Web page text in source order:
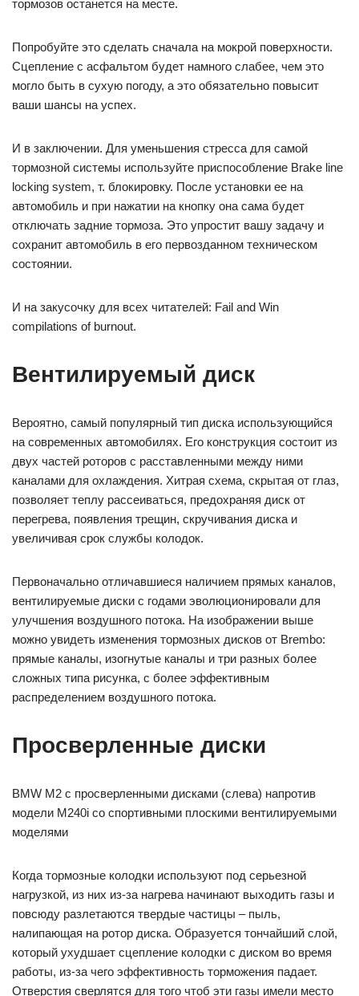
тормозов останется на месте.
Попробуйте это сделать сначала на мокрой поверхности.
Сцепление с асфальтом будет намного слабее, чем это
могло быть в сухую погоду, а это обязательно повысит
ваши шансы на успех.
И в заключении. Для уменьшения стресса для самой
тормозной системы используйте приспособление Brake line
locking system, т. блокировку. После установки ее на
автомобиль и при нажатии на кнопку она сама будет
отключать задние тормоза. Это упростит вашу задачу и
сохранит автомобиль в его первозданном техническом
состоянии.
И на закусочку для всех читателей: Fail and Win
compilations of burnout.
Вентилируемый диск
Вероятно, самый популярный тип диска использующийся
на современных автомобилях. Его конструкция состоит из
двух частей роторов с расставленными между ними
каналами для охлаждения. Хитрая схема, скрытая от глаз,
позволяет теплу рассеиваться, предохраняя диск от
перегрева, появления трещин, скручивания диска и
увеличивая срок службы колодок.
Первоначально отличавшиеся наличием прямых каналов,
вентилируемые диски с годами эволюционировали для
улучшения воздушного потока. На изображении выше
можно увидеть изменения тормозных дисков от Brembo:
прямые каналы, изогнутые каналы и три разных более
сложных типа рисунка, с более эффективным
распределением воздушного потока.
Просверленные диски
BMW M2 с просверленными дисками (слева) напротив
модели M240i со спортивными плоскими вентилируемыми
моделями
Когда тормозные колодки используют под серьезной
нагрузкой, из них из-за нагрева начинают выходить газы и
повсюду разлетаются твердые частицы – пыль,
налипающая на ротор диска. Образуется тончайший слой,
который ухудшает сцепление колодки с диском во время
работы, из-за чего эффективность торможения падает.
Отверстия сверлятся для того чтоб эти газы имели место